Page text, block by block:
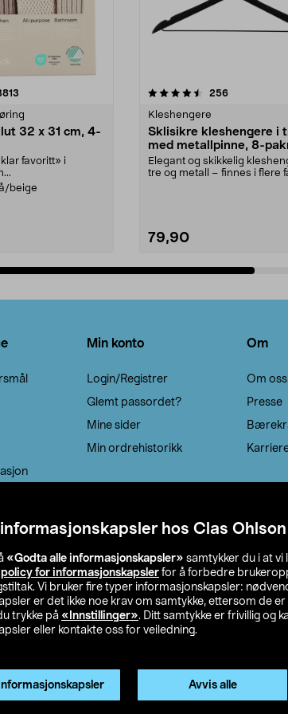
hos Clas Ohlson
«Godta alle informasjonskapsler» samtykker du i at
policy for informasjonskapsler for å forbedre
Vi bruker fire typer informasjonskapsler:
er det ikke noe krav om samtykke, ettersom de
trykke på «Innstillinger». Ditt samtykke er frivillig og
eller kontakte oss for veiledning.
Avvis alle
32 x 31 cm, 4-
favoritt» i
beige
5 stjerner 256anmeldelser
Kleshengere
Sklisikre kleshengere i
med metallpinne, 8-
Elegant og skikkelig
tre og metall – finnes i flere
79,90
4.5av 5 stjerner
Min konto
Login/Registrer
Glemt passordet?
Mine sider
Min ordrehistorikk
Om
Om oss
Presse